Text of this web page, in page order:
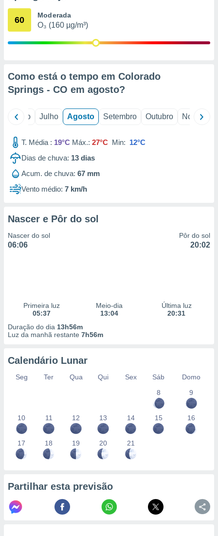
através
1199
60 Moderada
O₃ (160 µg/m³)
Como está o tempo em Colorado
Springs - CO em agosto?
Junho Julho Agosto Setembro Outubro Novembro
T. Média : 19°C Máx.: 27°C Min: 12°C
Dias de chuva: 13 dias
Acum. de chuva: 67 mm
Vento médio: 7 km/h
Nascer e Pôr do sol
Nascer do sol
06:06
Pôr do sol
20:02
Primeira luz
05:37
Meio-dia
13:04
Última luz
20:31
Duração do dia 13h56m
Luz da manhã restante 7h56m
Calendário Lunar
Seg Ter Qua Qui Sex Sáb
Domo
8
9
10 11 12 13 14 15 16
17 18 19 20 21
Partilhar esta previsão